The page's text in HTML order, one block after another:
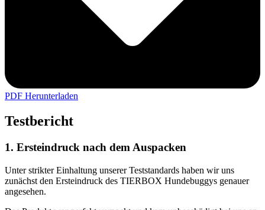
PDF Herunterladen
Testbericht
1. Ersteindruck nach dem Auspacken
Unter strikter Einhaltung unserer Teststandards haben wir uns
zunächst den Ersteindruck des TIERBOX Hundebuggys genauer
angesehen.